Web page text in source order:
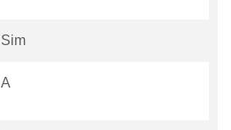
Sim
A